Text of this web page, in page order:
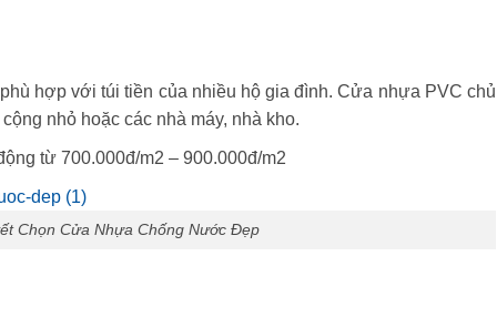
hợp với túi tiền của nhiều hộ gia đình. Cửa nhựa PVC chủ
nhỏ hoặc các nhà máy, nhà kho.
từ 700.000đ/m2 – 900.000đ/m2
Chọn Cửa Nhựa Chống Nước Đẹp